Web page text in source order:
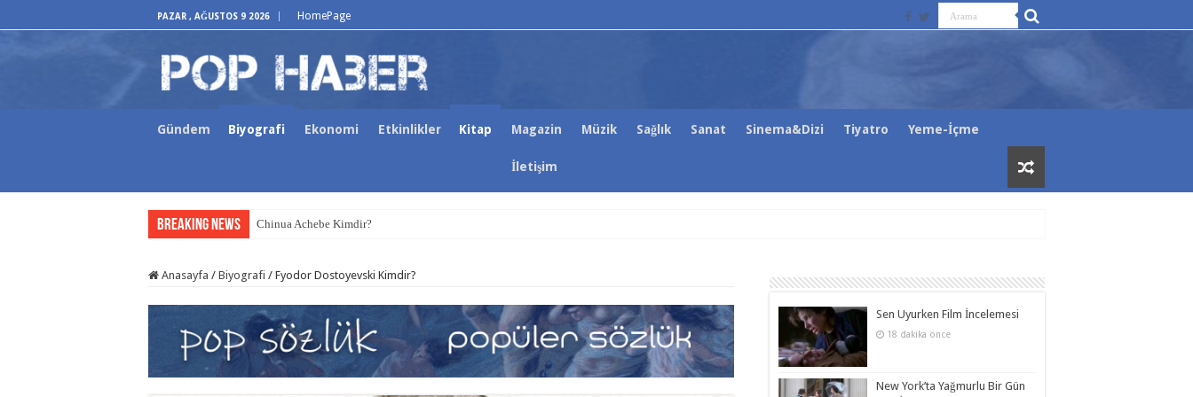
PAZAR , AĞUSTOS 9 2026 HomePage
Gündem Biyografi Ekonomi Etkinlikler Kitap Magazin Müzik Sağlık Sanat Sinema&Dizi Tiyatro Yeme-İçme
İletişim
Breaking News Chinua Achebe Kimdir?
Anasayfa / Biyografi / Fyodor Dostoyevski Kimdir?
Sen Uyurken Film İncelemesi
18 dakika önce
New York’ta Yağmurlu Bir Gün